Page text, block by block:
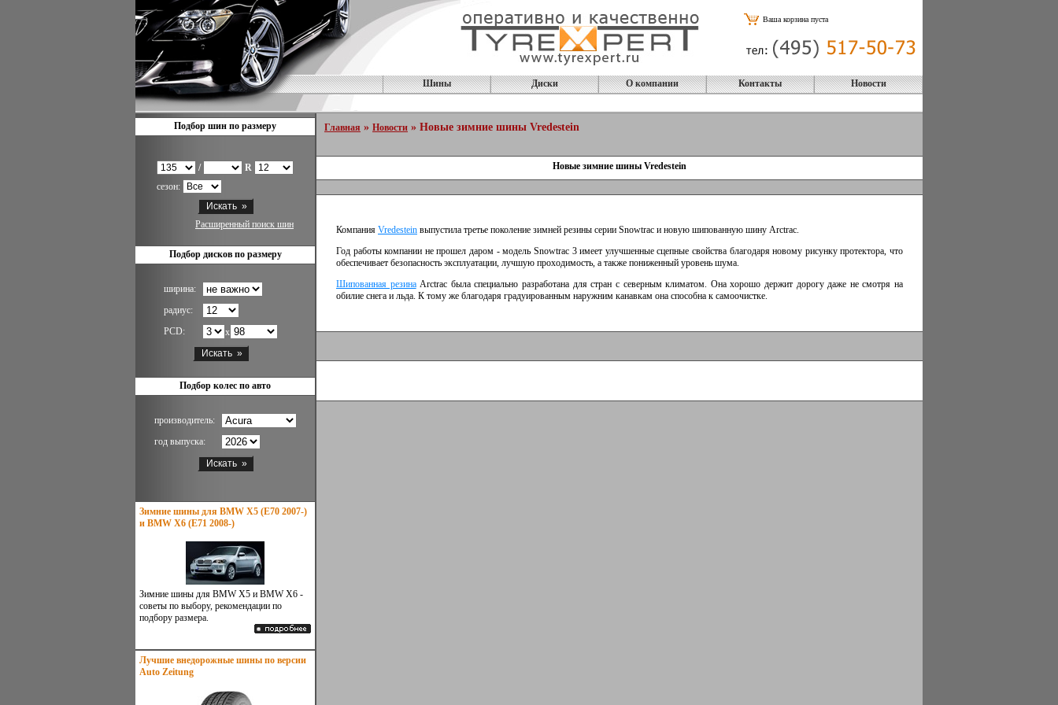
Ваша корзина пуста
Шины Диски О компании Контакты Новости
Подбор шин по размеру
/
R
сезон:
Расширенный поиск шин
Подбор дисков по размеру
ширина:
радиус:
PCD:
x
Подбор колес по авто
производитель:
год выпуска:
Зимние шины для BMW X5 (E70 2007-)
и BMW X6 (E71 2008-)
Зимние шины для BMW X5 и BMW X6 -
советы по выбору, рекомендации по
подбору размера.
Лучшие внедорожные шины по версии
Auto Zeitung
Главная » Новости » Новые зимние шины Vredestein
Новые зимние шины Vredestein
Компания Vredestein выпустила третье поколение зимней резины серии Snowtrac и новую шипованную шину Arctrac.
Год работы компании не прошел даром - модель Snowtrac 3 имеет улучшенные сцепные свойства благодаря новому рисунку протектора, что
обеспечивает безопасность эксплуатации, лучшую проходимость, а также пониженный уровень шума.
Шипованная резинаArctrac была специально разработана для стран с северным климатом. Она хорошо держит дорогу даже не смотря на
обилие снега и льда. К тому же благодаря градуированным наружним канавкам она способна к самоочистке.